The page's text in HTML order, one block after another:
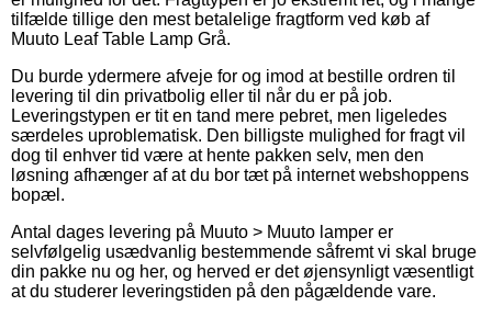
tilfælde tillige den mest betalelige fragtform ved køb af
Muuto Leaf Table Lamp Grå.
Du burde ydermere afveje for og imod at bestille ordren til
levering til din privatbolig eller til når du er på job.
Leveringstypen er tit en tand mere pebret, men ligeledes
særdeles uproblematisk. Den billigste mulighed for fragt vil
dog til enhver tid være at hente pakken selv, men den
løsning afhænger af at du bor tæt på internet webshoppens
bopæl.
Antal dages levering på Muuto > Muuto lamper er
selvfølgelig usædvanlig bestemmende såfremt vi skal bruge
din pakke nu og her, og herved er det øjensynligt væsentligt
at du studerer leveringstiden på den pågældende vare.